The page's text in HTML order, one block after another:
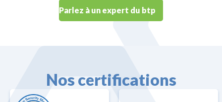
Parlez à un expert du btp
Nos certifications